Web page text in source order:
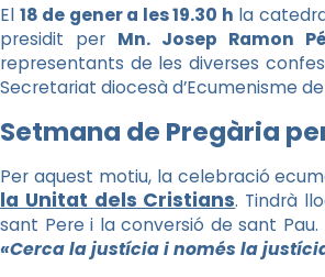
El 18 de gener a les 19.30 h la
presidit per Mn. Josep Ramon
representants de les diverses
Secretariat diocesà d’Ecumenisme
Setmana de Pregària
Per aquest motiu, la celebració
la Unitat dels Cristians. Tindrà
sant Pere i la conversió de sant
«Cerca la justícia i només la